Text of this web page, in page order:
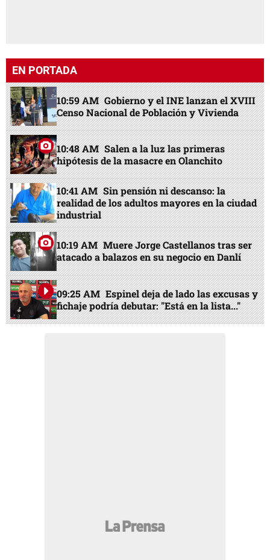
EN PORTADA
10:59 AM Gobierno y el INE lanzan el XVIII
Censo Nacional de Población y Vivienda
10:48 AM Salen a la luz las primeras
hipótesis de la masacre en Olanchito
10:41 AM Sin pensión ni descanso: la
realidad de los adultos mayores en la ciudad
industrial
10:19 AM Muere Jorge Castellanos tras ser
atacado a balazos en su negocio en Danlí
09:25 AM Espinel deja de lado las excusas y
fichaje podría debutar: "Está en la lista..."